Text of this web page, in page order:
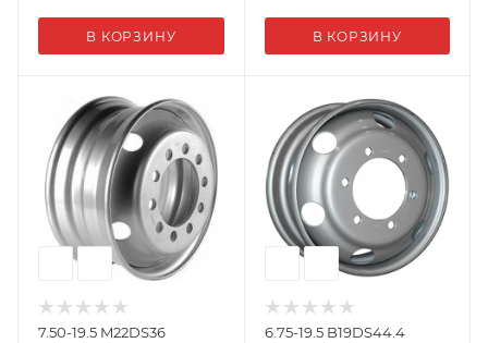
В КОРЗИНУ В КОРЗИНУ
7.50-19.5 M22DS36
6.75-19.5 B19DS44.4